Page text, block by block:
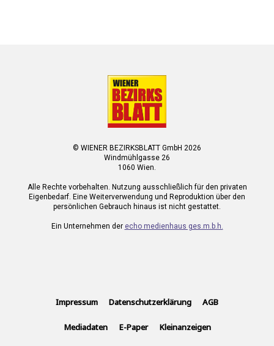
© WIENER BEZIRKSBLATT GmbH 2026
Windmühlgasse 26
1060 Wien.
Alle Rechte vorbehalten. Nutzung ausschließlich für den privaten
Eigenbedarf. Eine Weiterverwendung und Reproduktion über den
persönlichen Gebrauch hinaus ist nicht gestattet.
Ein Unternehmen der echo medienhaus ges.m.b.h.
Impressum Datenschutzerklärung AGB
Mediadaten E-Paper Kleinanzeigen